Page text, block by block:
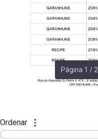
Página 1 / 2
Ordenar